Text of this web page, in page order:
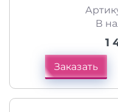
В
1
Заказать